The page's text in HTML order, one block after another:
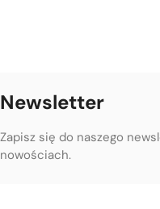
Newsletter
Zapisz się do naszego
nowościach.